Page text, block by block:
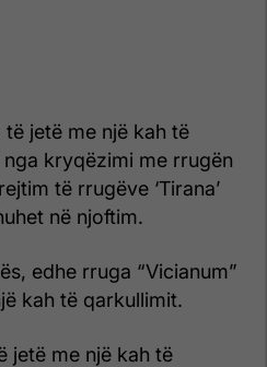
të jetë me një kah të
kryqëzimi me rrugën
të rrugëve ‘Tirana’
në njoftim.
edhe rruga “Vicianum”
kah të qarkullimit.
jetë me një kah të